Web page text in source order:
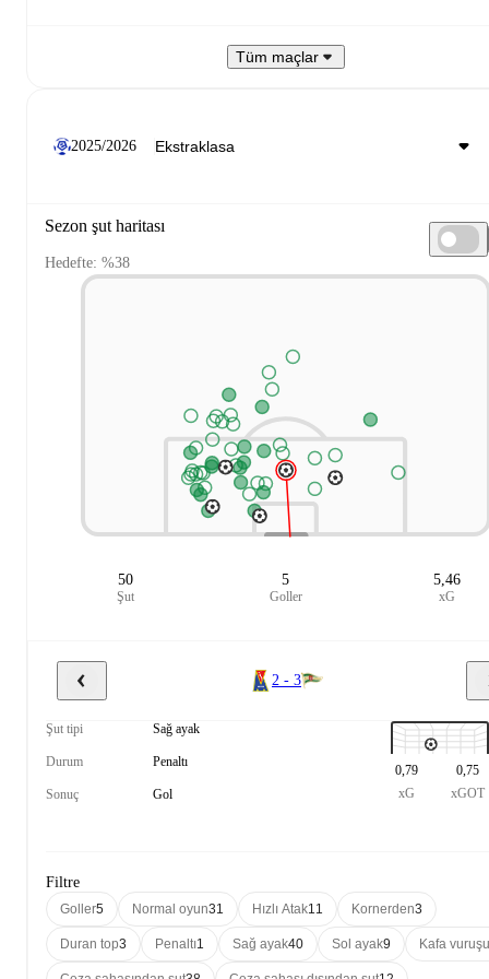
Tüm maçlar
2025/2026
Sezon şut haritası
Hedefte: %38
50
Şut
5
Goller
5,46
xG
2 - 3
Şut tipi Sağ ayak
Durum Penaltı
Sonuç Gol
0,79
xG
0,75
xGOT
Filtre
Goller5 Normal oyun31 Hızlı Atak11 Kornerden3
Duran top3 Penaltı1 Sağ ayak40 Sol ayak9 Kafa vuruşu